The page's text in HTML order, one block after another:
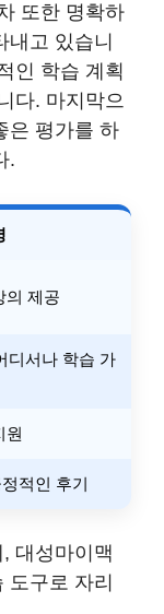
또한 명확하
고 있습니
인 학습 계획
다. 마지막으
은 평가를 하
.
의 제공
디서나 학습 가
원
적인 후기
대성마이맥
구로 자리